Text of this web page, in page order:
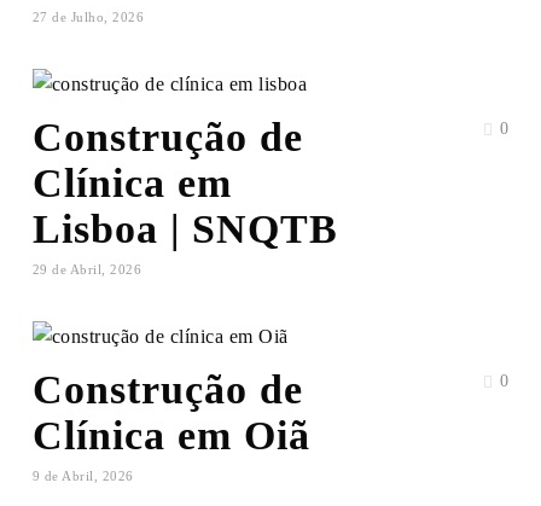
27 de Julho, 2026
Construção de
Clínica em
Lisboa | SNQTB
29 de Abril, 2026
0
Construção de
Clínica em Oiã
9 de Abril, 2026
0